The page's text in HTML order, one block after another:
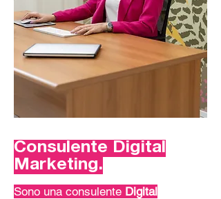
Consulente Digital
Marketing.
Sono una consulente Digital